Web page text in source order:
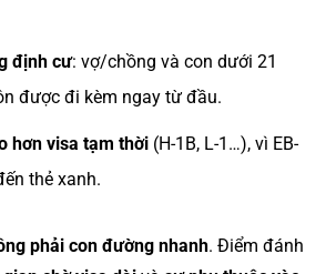
định cư: vợ/chồng và con dưới 21
được đi kèm ngay từ đầu.
hơn visa tạm thời(H-1B, L-1…), vì EB-
thẻ xanh.
phải con đường nhanh. Điểm đánh